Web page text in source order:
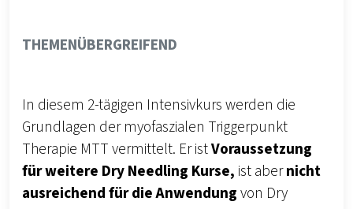
THEMENGEBIET
THEMENÜBERGREIFEND
In diesem 2-tägigen Intensivkurs werden die
Grundlagen der myofaszialen Triggerpunkt
Therapie MTT vermittelt. Er istVoraussetzung
für weitere Dry Needling Kurse, ist abernicht
ausreichend für die Anwendungvon Dry